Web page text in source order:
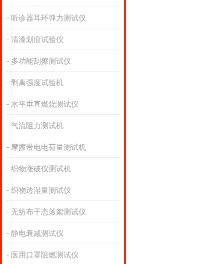
听诊器耳环弹力测试仪
清漆划痕试验仪
多功能刮擦测试仪
剥离强度试验机
水平垂直燃烧测试仪
气流阻力测试机
摩擦带电电荷量测试机
织物涨破仪测试机
织物透湿量测试仪
无纺布干态落絮测试仪
静电衰减测试仪
医用口罩阻燃测试仪